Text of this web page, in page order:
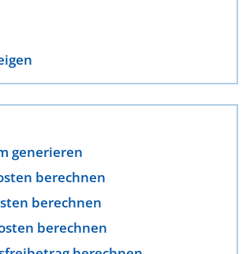
generieren
berechnen
berechnen
berechnen